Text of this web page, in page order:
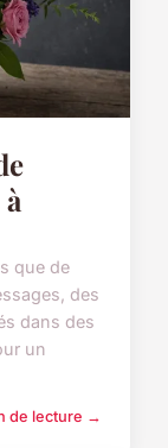
que de
des
dans des
un
de lecture →